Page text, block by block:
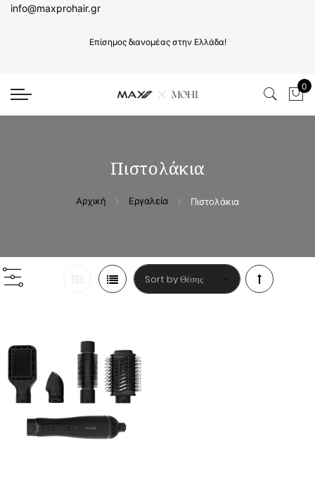
info@maxprohair.gr
Επίσημος διανομέας στην Ελλάδα!
Το
0
Πιστολάκια
Αρχική Εργαλεία Πιστολάκια
Φθίνουσα